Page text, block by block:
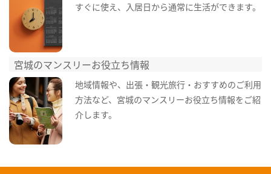
すぐに使え、入居日から通常に生活ができます。
宮城のマンスリーお役立ち情報
地域情報や、出張・観光旅行・おすすめのご利用
方法など、宮城のマンスリーお役立ち情報をご紹
介します。